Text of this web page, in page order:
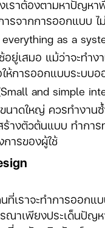
ราต้องตามหาปัญห
จากการออกแบบ ไ
as a
สมอ แม้ว่าจะทำงา
ห้การออกแบบระบบ
and simple
าดใหญ่ ควรทำงาน
างตัวต้นแบบ ทำกา
ารของผู้ใช้
ที่เราจะทำการออก
รณาเพียงประเด็นปั